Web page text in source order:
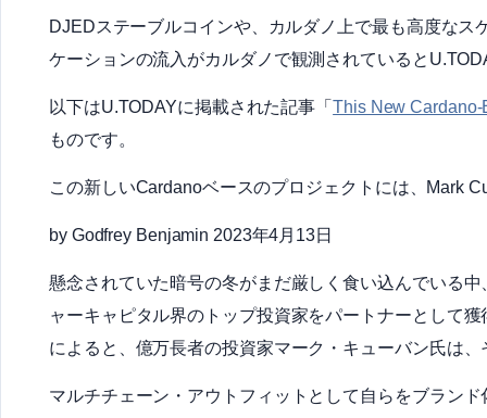
DJEDステーブルコインや、カルダノ上で最も高度な
ケーションの流入がカルダノで観測されていると
以下はU.TODAYに掲載された記事「This New Cardano-
ものです。
この新しいCardanoベースのプロジェクトには、Mark
by Godfrey Benjamin 2023年4月13日
懸念されていた暗号の冬がまだ厳しく食い込んでいる
ャーキャピタル界のトップ投資家をパートナーとして
によると、億万長者の投資家マーク・キューバン氏は
マルチチェーン・アウトフィットとして自らをブラン